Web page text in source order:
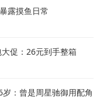
露摸鱼日常
促：26元到手整箱
：曾是周星驰御用配角